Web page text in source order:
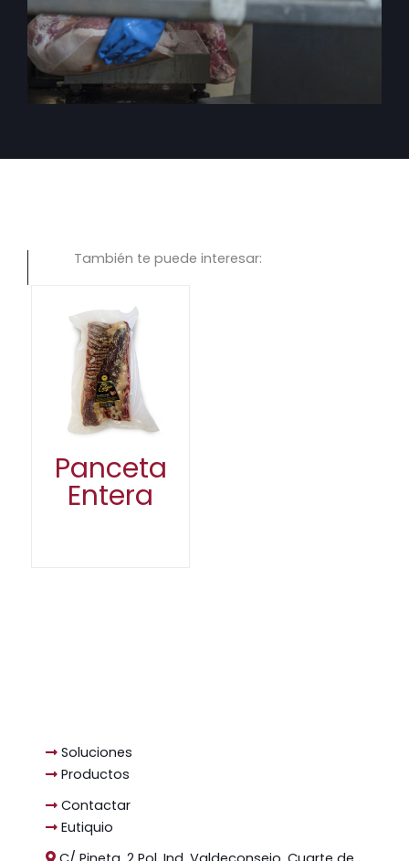
También te puede interesar:
Panceta
Entera
Soluciones
Productos
Contactar
Eutiquio